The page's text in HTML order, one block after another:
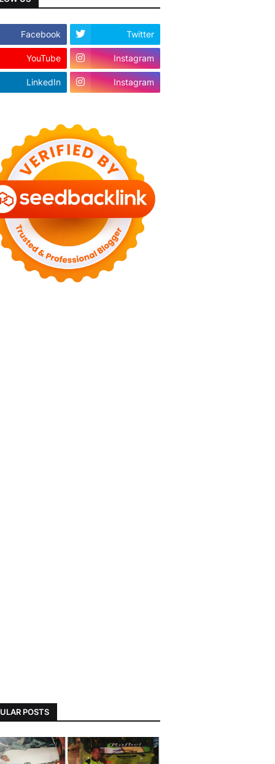
Facebook Twitter
YouTube Instagram
LinkedIn Instagram
POSTS